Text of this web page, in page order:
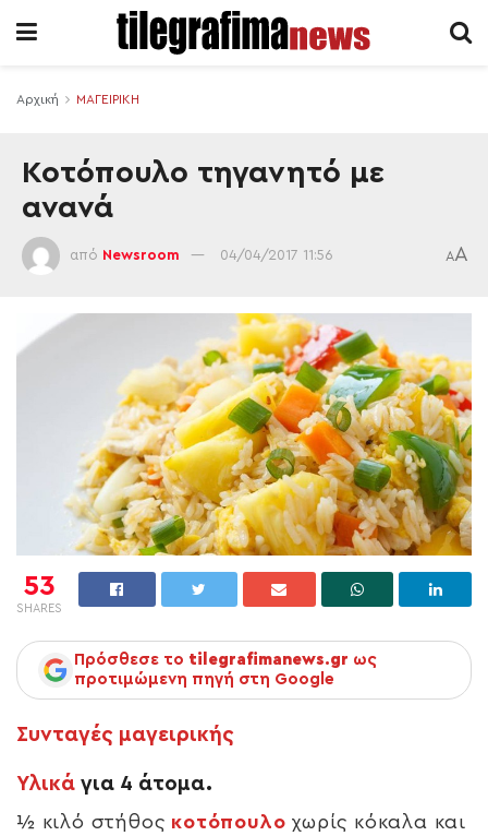
Αρχική ΜΑΓΕΙΡΙΚΗ
Κοτόπουλο τηγανητό με
ανανά
από Newsroom 04/04/2017 11:56 AA
53
SHARES
Πρόσθεσε το tilegrafimanews.gr ως
προτιμώμενη πηγή στη Google
Συνταγές μαγειρικής
Υλικά για 4 άτομα.
½ κιλό στήθος κοτόπουλο χωρίς κόκαλα και